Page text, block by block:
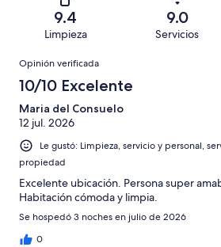
opiniones
opiniones
de
1243
opiniones
Basada
21
de
opiniones
Terrible.
Basada
de
1243
opiniones
9.4
Limpieza
9.0
Servicios
Opiniones
Opinión verificada
10/10 Excelente
Maria del Consuelo
12 jul. 2026
Le gustó: Limpieza, servicio y personal,
propiedad
Excelente ubicación. Persona super
Habitación cómoda y limpia.
Se hospedó 3 noches en julio de 2026
0